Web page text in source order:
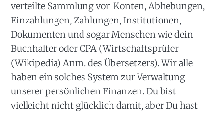
verteilte Sammlung von Konten, Abhebungen,
Einzahlungen, Zahlungen, Institutionen,
Dokumenten und sogar Menschen wie dein
Buchhalter oder CPA (Wirtschaftsprüfer
(Wikipedia) Anm. des Übersetzers). Wir alle
haben ein solches System zur Verwaltung
unserer persönlichen Finanzen. Du bist
vielleicht nicht glücklich damit, aber Du hast